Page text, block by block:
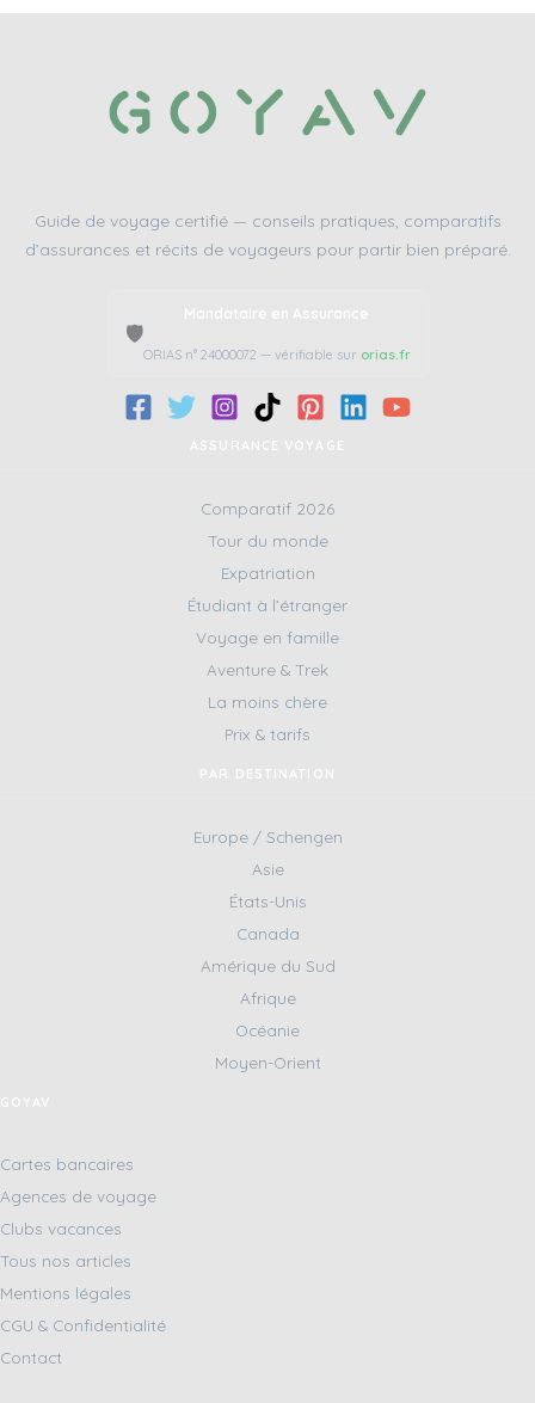
Guide de voyage certifié — conseils pratiques, comparatifs
d’assurances et récits de voyageurs pour partir bien préparé.
🛡️
Mandataire en Assurance
ORIAS n° 24000072 — vérifiable sur orias.fr
ASSURANCE VOYAGE
Comparatif 2026
Tour du monde
Expatriation
Étudiant à l’étranger
Voyage en famille
Aventure & Trek
La moins chère
Prix & tarifs
PAR DESTINATION
Europe / Schengen
Asie
États-Unis
Canada
Amérique du Sud
Afrique
Océanie
Moyen-Orient
GOYAV
Cartes bancaires
Agences de voyage
Clubs vacances
Tous nos articles
Mentions légales
CGU & Confidentialité
Contact